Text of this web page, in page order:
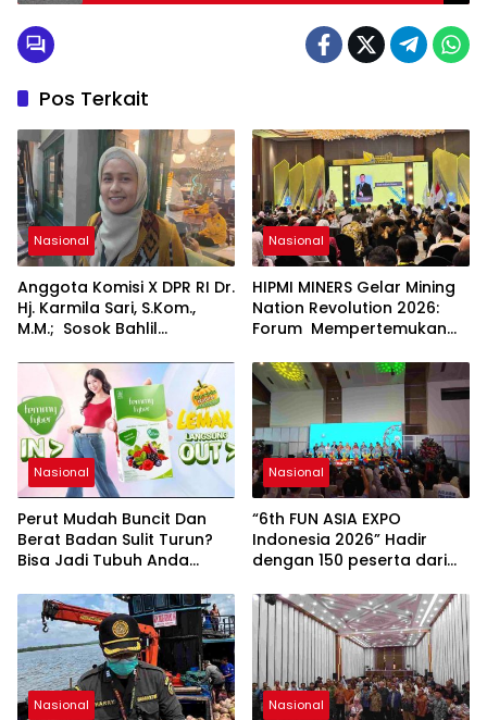
Pos Terkait
Nasional
Anggota Komisi X DPR RI Dr.
Hj. Karmila Sari, S.Kom.,
M.M.; Sosok Bahlil
Sumber Inspirasi bagi
Generasi Muda, Pelaku
Usaha, Pemerintah,
maupun Pemangku
Kepentingan lainnya untuk
bersama-sama
Memberikan Kontribusi
bagi Pembangunan
Nasional.
Nasional
HIPMI MINERS Gelar Mining
Nation Revolution 2026:
Forum Mempertemukan
Investor, Akademisi, dan
Pengusaha dalam
Mendukung Percepatan
Hilirisasi Nasional.
Nasional
Perut Mudah Buncit Dan
Berat Badan Sulit Turun?
Bisa Jadi Tubuh Anda
Nasional
“6th FUN ASIA EXPO
Indonesia 2026” Hadir
dengan 150 peserta dari
Industri Taman Rekreasi
dan Ekosistem Pariwisata
di Tanah Air
Nasional Nasional